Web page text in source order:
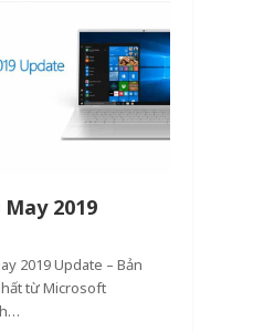
2019
2019 Update – Bản
từ Microsoft